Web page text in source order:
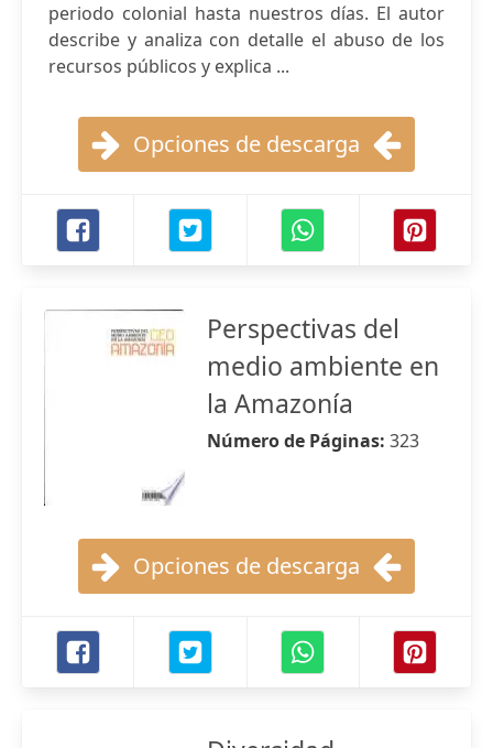
periodo colonial hasta nuestros días. El autor
describe y analiza con detalle el abuso de los
recursos públicos y explica ...
Opciones de descarga
Perspectivas del
medio ambiente en
la Amazonía
Número de Páginas: 323
Opciones de descarga